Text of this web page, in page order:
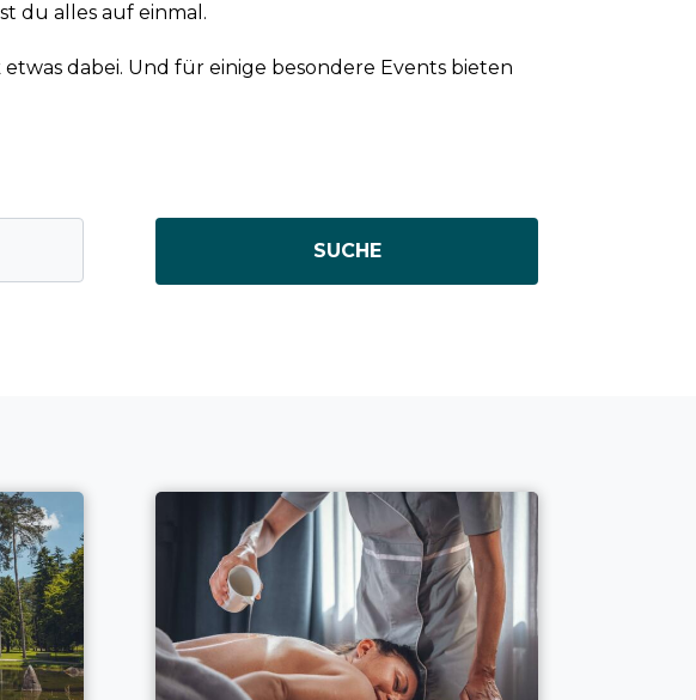
du alles auf einmal.
dabei. Und für einige besondere Events bieten
SUCHE